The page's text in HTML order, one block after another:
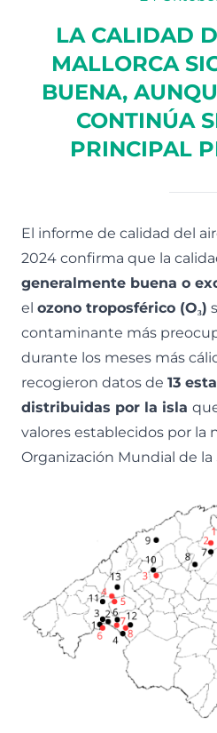
LA CALIDAD
MALLORCA
BUENA,
CONTINÚA
PRINCIPAL
El informe de calidad del
2024 confirma que la
generalmente buena o
el ozono troposférico (O₃)
contaminante más
durante los meses más
recogieron datos de 13
distribuidas por la isla
valores establecidos por la
Organización Mundial de la